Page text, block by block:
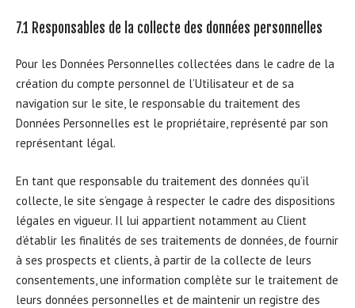
7.1 Responsables de la collecte des données personnelles
Pour les Données Personnelles collectées dans le cadre de la
création du compte personnel de l’Utilisateur et de sa
navigation sur le site, le responsable du traitement des
Données Personnelles est le propriétaire, représenté par son
représentant légal.
En tant que responsable du traitement des données qu’il
collecte, le site s’engage à respecter le cadre des dispositions
légales en vigueur. Il lui appartient notamment au Client
d’établir les finalités de ses traitements de données, de fournir
à ses prospects et clients, à partir de la collecte de leurs
consentements, une information complète sur le traitement de
leurs données personnelles et de maintenir un registre des